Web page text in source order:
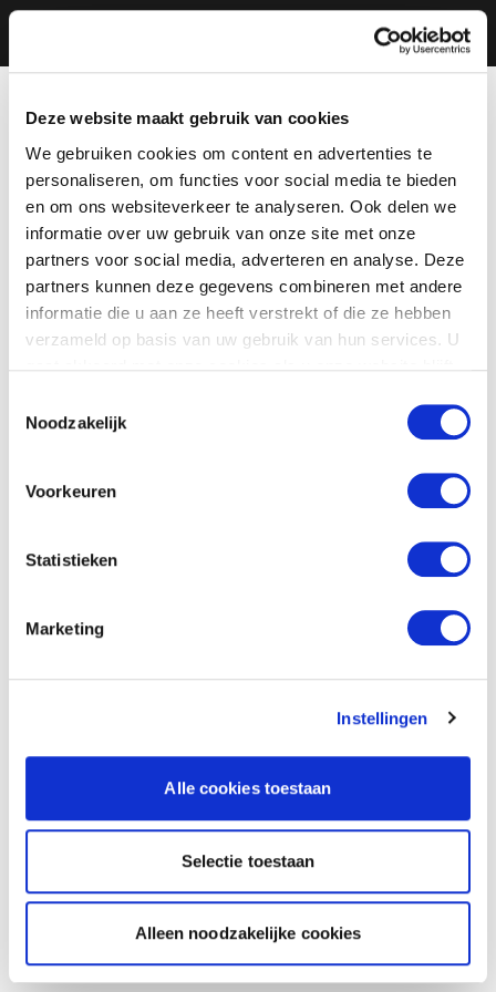
Deze website maakt gebruik van cookies
We gebruiken cookies om content en advertenties te
personaliseren, om functies voor social media te bieden
en om ons websiteverkeer te analyseren. Ook delen we
informatie over uw gebruik van onze site met onze
partners voor social media, adverteren en analyse. Deze
partners kunnen deze gegevens combineren met andere
informatie die u aan ze heeft verstrekt of die ze hebben
verzameld op basis van uw gebruik van hun services. U
Noodzakelijk
Voorkeuren
Statistieken
Marketing
Instellingen
Alle cookies toestaan
Selectie toestaan
Alleen noodzakelijke cookies